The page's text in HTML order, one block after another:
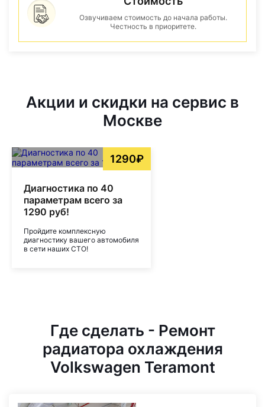
Озвучиваем стоимость до начала работы.
Честность в приоритете.
Акции и скидки на сервис в
Москве
1290₽
Диагностика по 40
параметрам всего за
1290 руб!
Пройдите комплексную
диагностику вашего автомобиля
в сети наших СТО!
Где сделать - Ремонт
радиатора охлаждения
Volkswagen Teramont